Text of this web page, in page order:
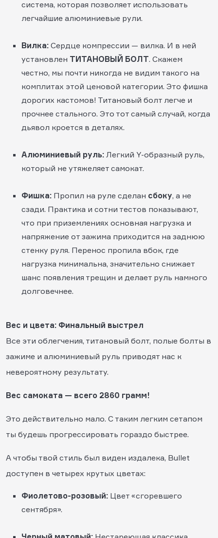
система, которая позволяет использовать
легчайшие алюминиевые рули.
Вилка: Сердце компрессии — вилка. И в ней
установлен ТИТАНОВЫЙ БОЛТ. Скажем
честно, мы почти никогда не видим такого на
комплитах этой ценовой категории. Это фишка
дорогих кастомов! Титановый болт легче и
прочнее стального. Это тот самый случай, когда
дьявол кроется в деталях.
Алюминиевый руль: Легкий Y-образный руль,
который не утяжеляет самокат.
Фишка: Пропил на руле сделан сбоку, а не
сзади. Практика и сотни тестов показывают,
что при приземлениях основная нагрузка и
напряжение от зажима приходится на заднюю
стенку руля. Перенос пропила вбок, где
нагрузка минимальна, значительно снижает
шанс появления трещин и делает руль намного
долговечнее.
Вес и цвета: Финальный выстрел
Все эти облегчения, титановый болт, полые болты в
зажиме и алюминиевый руль приводят нас к
невероятному результату.
Вес самоката — всего 2860 грамм!
Это действительно мало. С таким легким сетапом
ты будешь прогрессировать гораздо быстрее.
А чтобы твой стиль был виден издалека, Bullet
доступен в четырех крутых цветах:
Фиолетово-розовый: Цвет «сгоревшего
сентября».